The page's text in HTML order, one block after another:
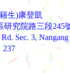
生)康登凱
研究院路三段245
Sec. 3,
237